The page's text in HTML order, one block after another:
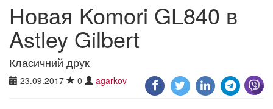
Новая Komori GL840 в
Astley Gilbert
Класичний друк
23.09.2017 0 agarkov